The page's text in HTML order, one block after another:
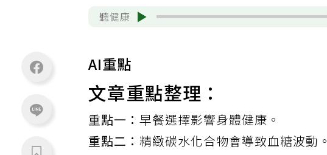
聽健康
AI重點
文章重點整理：
重點一：早餐選擇影響身體健康。
重點二：精緻碳水化合物會導致血糖波動。